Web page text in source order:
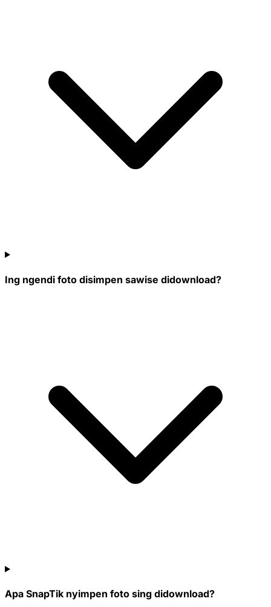
Ing ngendi foto disimpen sawise didownload?
Apa SnapTik nyimpen foto sing didownload?